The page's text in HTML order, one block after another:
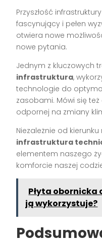
Przyszłość
fascynujący i pełen
otwiera nowe
nowe pytania.
Jednym z kluczowych
infrastruktura,
technologie do
zasobami. Mówi się
odpornej na zmiany
Niezależnie od
infrastruktura
elementem naszego
komforcie naszej
Płyta obornicka
ją wykorzystuje?